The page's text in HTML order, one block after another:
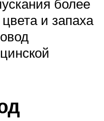
более
и запаха